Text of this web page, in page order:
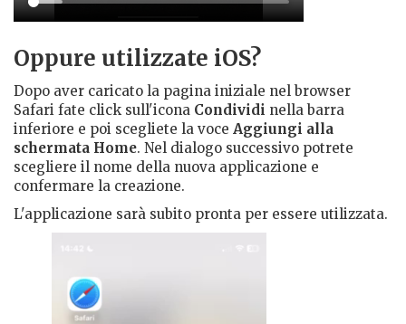
Oppure utilizzate iOS?
Dopo aver caricato la pagina iniziale nel browser
Safari fate click sull'icona Condividi nella barra
inferiore e poi scegliete la voce Aggiungi alla
schermata Home. Nel dialogo successivo potrete
scegliere il nome della nuova applicazione e
confermare la creazione.
L'applicazione sarà subito pronta per essere utilizzata.